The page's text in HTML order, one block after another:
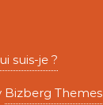
suis-je ?
Bizberg Themes